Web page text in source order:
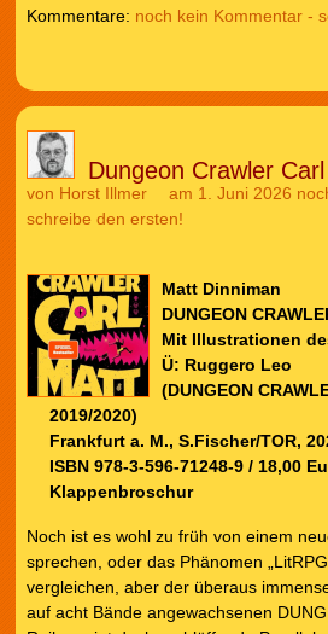
noch kein Kommentar -
Dungeon Crawler Carl
von Horst Illmer am 1. Juni 2026
schreibe den ersten!
Matt Dinniman
DUNGEON
Mit Illustrationen
Ü: Ruggero Leo
(DUNGEON
2019/2020)
Frankfurt a. M., S.Fischer/TOR,
ISBN 978-3-596-71248-9 / 18,00
Klappenbroschur
Noch ist es wohl zu früh von einem
sprechen, oder das Phänomen
vergleichen, aber der überaus
auf acht Bände angewachsenen